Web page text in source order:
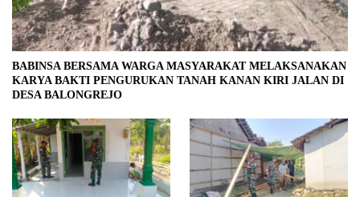
BABINSA BERSAMA WARGA MASYARAKAT MELAKSANAKAN
KARYA BAKTI PENGURUKAN TANAH KANAN KIRI JALAN DI
DESA BALONGREJO